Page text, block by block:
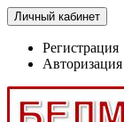
Личный кабинет
Регистрация
Авторизация